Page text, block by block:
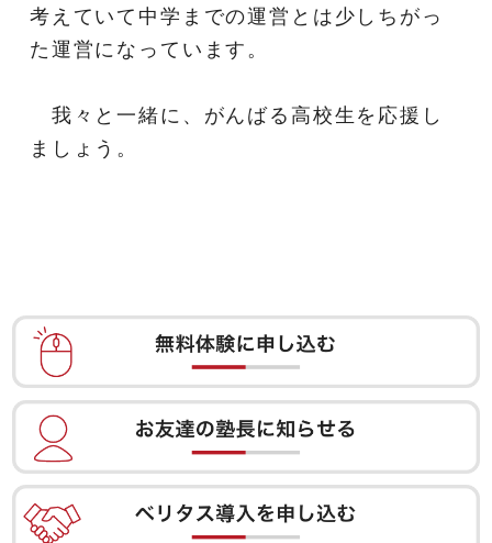
考えていて中学までの運営とは少しちがっ
た運営になっています。
我々と一緒に、がんばる高校生を応援し
ましょう。